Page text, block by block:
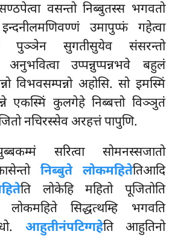
सण्ठपेत्वा वसन्तो निब्बुतस्स भगवतो
उमापुप्फं गहेत्वा
सुगतीसुयेव संसरन्तो
अनुभवित्वा उप्पन्नुप्पन्नभवे बहुलं
विभवसम्पन्नो अहोसि. सो इमस्मिं
एकस्मिं कुलगेहे निब्बत्तो विञ्ञुतं
नचिरस्सेव अरहत्तं पापुणि.
सरित्वा सोमनस्सजातो
निब्बुते लोकमहितेतिआदि
ति लोकेहि महितो पूजितोति
लोकमहिते सिद्धत्थम्हि भगवति
आहुतीनंपटिग्गहेति आहुतिनो